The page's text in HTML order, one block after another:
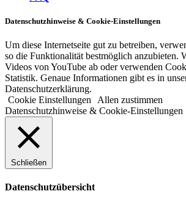
Datenschutzhinweise & Cookie-Einstellungen
Um diese Internetseite gut zu betreiben,
so die Funktionalität bestmöglich anzubieten.
Videos von YouTube ab oder verwenden
Statistik. Genaue Informationen gibt es in
Datenschutzerklärung.
Cookie Einstellungen
Allen zustimmen
Datenschutzhinweise & Cookie-Einstellungen
Schließen
Datenschutzübersicht